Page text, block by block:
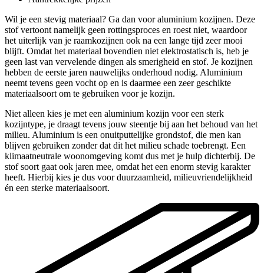
Wil je een stevig materiaal? Ga dan voor aluminium kozijnen. Deze
stof vertoont namelijk geen rottingsproces en roest niet, waardoor
het uiterlijk van je raamkozijnen ook na een lange tijd zeer mooi
blijft. Omdat het materiaal bovendien niet elektrostatisch is, heb je
geen last van vervelende dingen als smerigheid en stof. Je kozijnen
hebben de eerste jaren nauwelijks onderhoud nodig. Aluminium
neemt tevens geen vocht op en is daarmee een zeer geschikte
materiaalsoort om te gebruiken voor je kozijn.
Niet alleen kies je met een aluminium kozijn voor een sterk
kozijntype, je draagt tevens jouw steentje bij aan het behoud van het
milieu. Aluminium is een onuitputtelijke grondstof, die men kan
blijven gebruiken zonder dat dit het milieu schade toebrengt. Een
klimaatneutrale woonomgeving komt dus met je hulp dichterbij. De
stof soort gaat ook jaren mee, omdat het een enorm stevig karakter
heeft. Hierbij kies je dus voor duurzaamheid, milieuvriendelijkheid
én een sterke materiaalsoort.